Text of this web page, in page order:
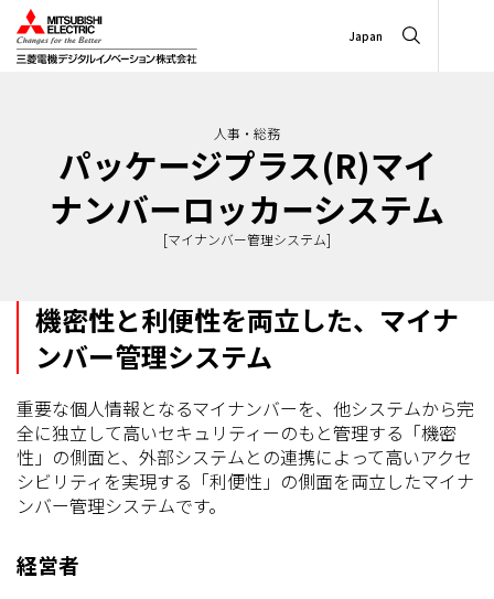
Japan
人事・総務
パッケージプラス(R)マイ
ナンバーロッカーシステム
[マイナンバー管理システム]
機密性と利便性を両立した、マイナ
ンバー管理システム
重要な個人情報となるマイナンバーを、他システムから完
全に独立して高いセキュリティーのもと管理する「機密
性」の側面と、外部システムとの連携によって高いアクセ
シビリティを実現する「利便性」の側面を両立したマイナ
ンバー管理システムです。
経営者